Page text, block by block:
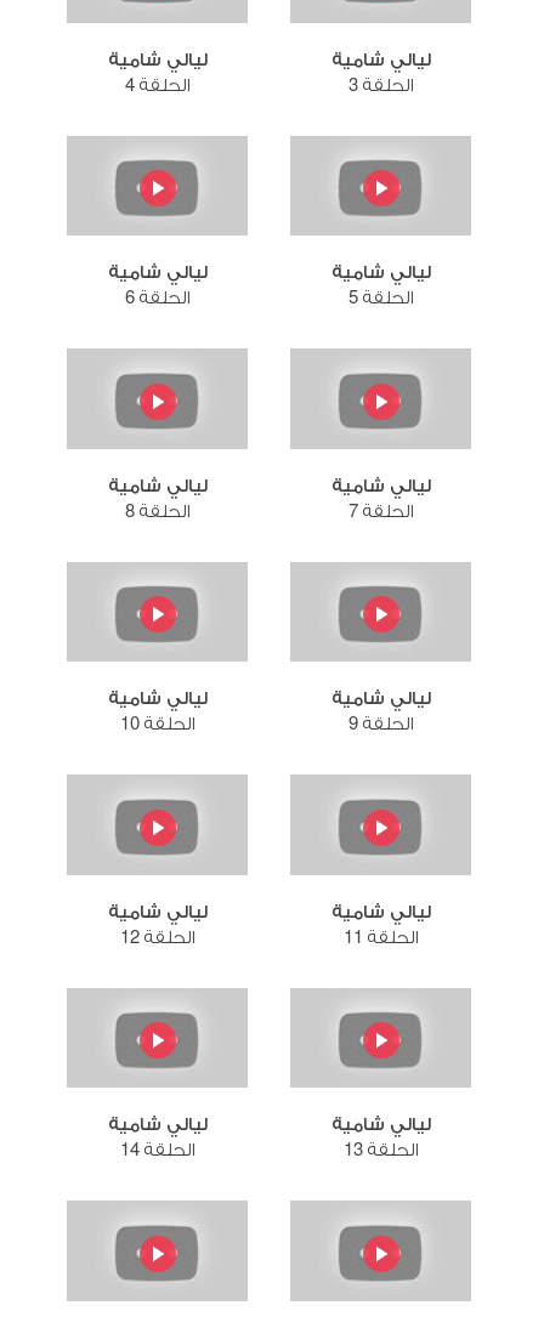
ليالي شامية
الحلقة 3
ليالي شامية
الحلقة 4
ليالي شامية
الحلقة 5
ليالي شامية
الحلقة 6
ليالي شامية
الحلقة 7
ليالي شامية
الحلقة 8
ليالي شامية
الحلقة 9
ليالي شامية
الحلقة 10
ليالي شامية
الحلقة 11
ليالي شامية
الحلقة 12
ليالي شامية
الحلقة 13
ليالي شامية
الحلقة 14